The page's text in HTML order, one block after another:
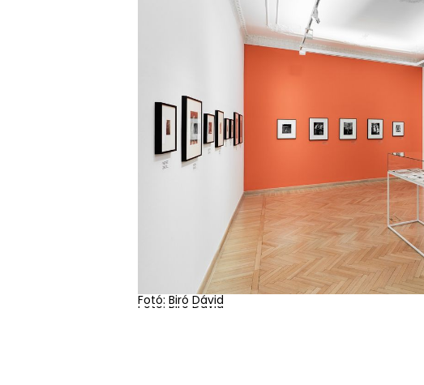
Fotó: Biró Dávid
Fotó: Biró Dávid